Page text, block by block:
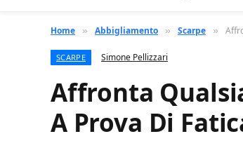
Home » Abbigliamento » Scarpe »
SCARPE Simone Pellizzari
Affronta
A Prova Di